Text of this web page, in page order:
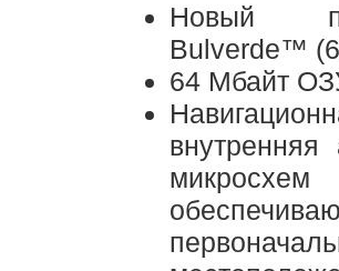
Новый
Bulverde™
64 Мбайт